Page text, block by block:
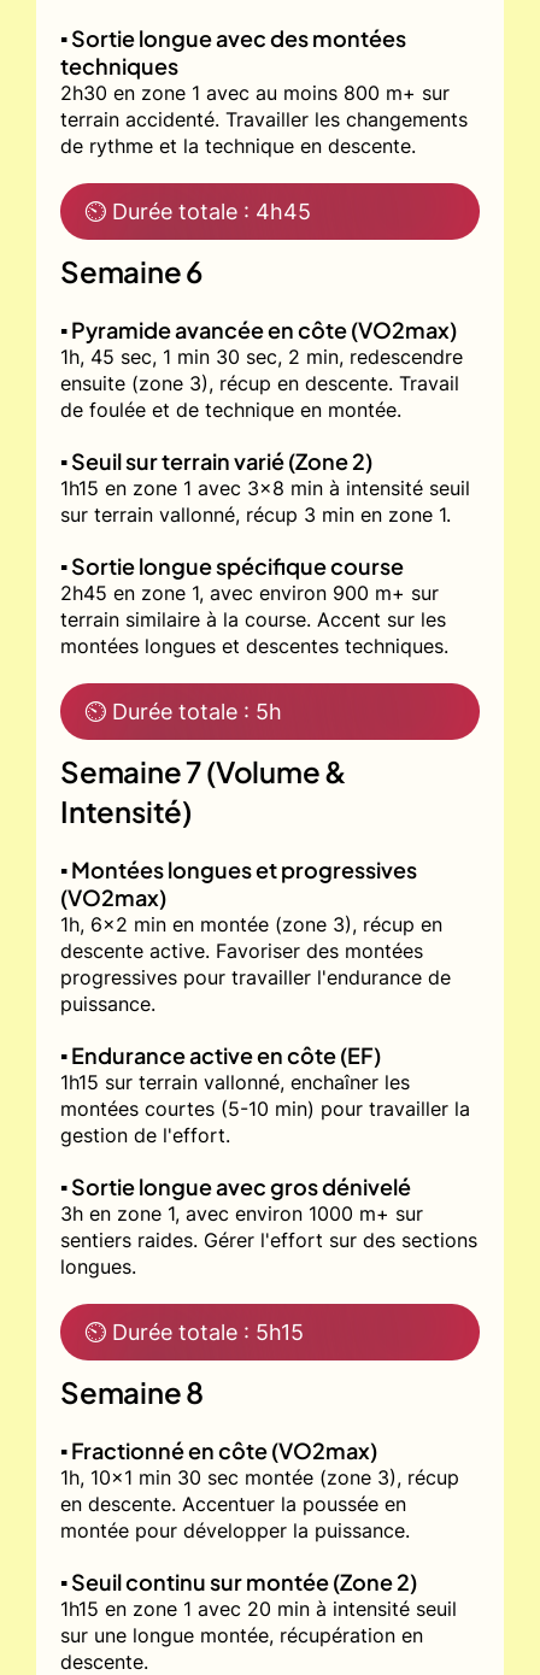
▪️ Sortie longue avec des montées
techniques
2h30 en zone 1 avec au moins 800 m+ sur
terrain accidenté. Travailler les changements
de rythme et la technique en descente.
⏲ Durée totale : 4h45
Semaine 6
▪️ Pyramide avancée en côte (VO2max)
1h, 45 sec, 1 min 30 sec, 2 min, redescendre
ensuite (zone 3), récup en descente. Travail
de foulée et de technique en montée.
▪️ Seuil sur terrain varié (Zone 2)
1h15 en zone 1 avec 3x8 min à intensité seuil
sur terrain vallonné, récup 3 min en zone 1.
▪️ Sortie longue spécifique course
2h45 en zone 1, avec environ 900 m+ sur
terrain similaire à la course. Accent sur les
montées longues et descentes techniques.
⏲ Durée totale : 5h
Semaine 7 (Volume &
Intensité)
▪️ Montées longues et progressives
(VO2max)
1h, 6x2 min en montée (zone 3), récup en
descente active. Favoriser des montées
progressives pour travailler l'endurance de
puissance.
▪️ Endurance active en côte (EF)
1h15 sur terrain vallonné, enchaîner les
montées courtes (5-10 min) pour travailler la
gestion de l'effort.
▪️ Sortie longue avec gros dénivelé
3h en zone 1, avec environ 1000 m+ sur
sentiers raides. Gérer l'effort sur des sections
longues.
⏲ Durée totale : 5h15
Semaine 8
▪️ Fractionné en côte (VO2max)
1h, 10x1 min 30 sec montée (zone 3), récup
en descente. Accentuer la poussée en
montée pour développer la puissance.
▪️ Seuil continu sur montée (Zone 2)
1h15 en zone 1 avec 20 min à intensité seuil
sur une longue montée, récupération en
descente.